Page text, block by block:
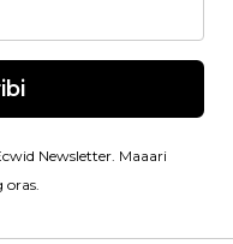
Newsletter. Maaari